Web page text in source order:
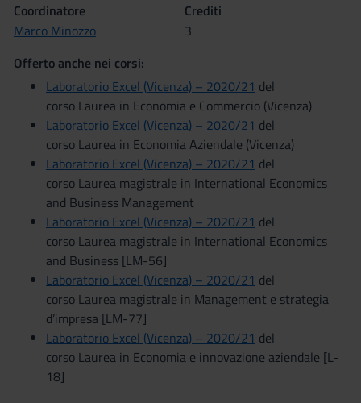
Coordinatore
Marco Minozzo
Crediti
3
Offerto anche nei corsi:
Laboratorio Excel (Vicenza) – 2020/21 del
corso Laurea in Economia e Commercio (Vicenza)
Laboratorio Excel (Vicenza) – 2020/21 del
corso Laurea in Economia Aziendale (Vicenza)
Laboratorio Excel (Vicenza) – 2020/21 del
corso Laurea magistrale in International Economics
and Business Management
Laboratorio Excel (Vicenza) – 2020/21 del
corso Laurea magistrale in International Economics
and Business [LM-56]
Laboratorio Excel (Vicenza) – 2020/21 del
corso Laurea magistrale in Management e strategia
d’impresa [LM-77]
Laboratorio Excel (Vicenza) – 2020/21 del
corso Laurea in Economia e innovazione aziendale [L-
18]